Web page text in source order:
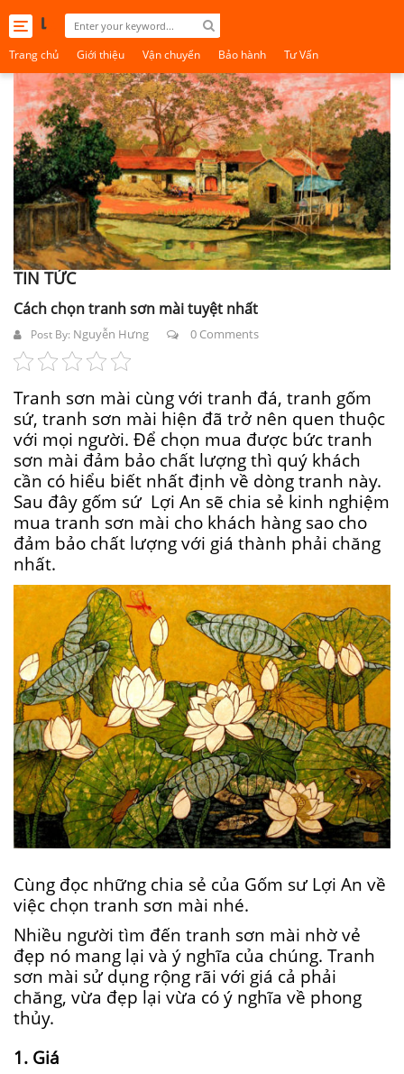
Toggle
navigation
Trang chủ Giới thiệu Vận chuyển Bảo hành Tư Vấn
TIN TỨC
Cách chọn tranh sơn mài tuyệt nhất
Post By: Nguyễn Hưng 0 Comments
Tranh sơn mài cùng với tranh đá, tranh gốm
sứ, tranh sơn mài hiện đã trở nên quen thuộc
với mọi người. Để chọn mua được bức tranh
sơn mài đảm bảo chất lượng thì quý khách
cần có hiểu biết nhất định về dòng tranh này.
Sau đây gốm sứ Lợi An sẽ chia sẻ kinh nghiệm
mua tranh sơn mài cho khách hàng sao cho
đảm bảo chất lượng với giá thành phải chăng
nhất.
Cùng đọc những chia sẻ của Gốm sư Lợi An về
việc chọn tranh sơn mài nhé.
Nhiều người tìm đến tranh sơn mài nhờ vẻ
đẹp nó mang lại và ý nghĩa của chúng. Tranh
sơn mài sử dụng rộng rãi với giá cả phải
chăng, vừa đẹp lại vừa có ý nghĩa về phong
thủy.
1. Giá